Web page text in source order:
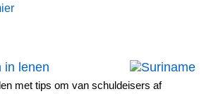
in lenen
met tips om van schuldeisers af